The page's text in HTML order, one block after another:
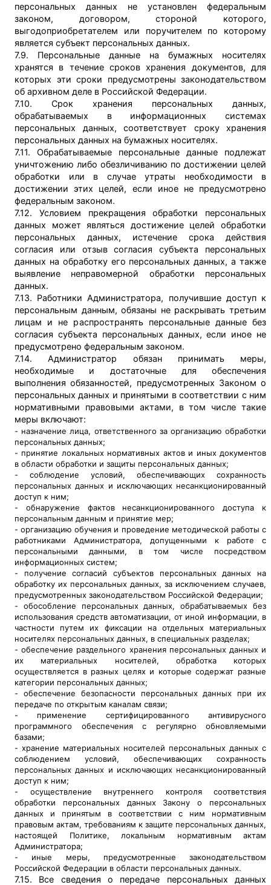
персональных данных не установлен федеральным
законом, договором, стороной которого,
выгодоприобретателем или поручителем по которому
является субъект персональных данных.
7.9. Персональные данные на бумажных носителях
хранятся в течение сроков хранения документов, для
которых эти сроки предусмотрены законодательством
об архивном деле в Российской Федерации.
7.10. Срок хранения персональных данных,
обрабатываемых в информационных системах
персональных данных, соответствует сроку хранения
персональных данных на бумажных носителях.
7.11. Обрабатываемые персональные данные подлежат
уничтожению либо обезличиванию по достижении целей
обработки или в случае утраты необходимости в
достижении этих целей, если иное не предусмотрено
федеральным законом.
7.12. Условием прекращения обработки персональных
данных может являться достижение целей обработки
персональных данных, истечение срока действия
согласия или отзыв согласия субъекта персональных
данных на обработку его персональных данных, а также
выявление неправомерной обработки персональных
данных.
7.13. Работники Администратора, получившие доступ к
персональным данным, обязаны не раскрывать третьим
лицам и не распространять персональные данные без
согласия субъекта персональных данных, если иное не
предусмотрено федеральным законом.
7.14. Администратор обязан принимать меры,
необходимые и достаточные для обеспечения
выполнения обязанностей, предусмотренных Законом о
персональных данных и принятыми в соответствии с ним
нормативными правовыми актами, в том числе такие
меры включают:
- назначение лица, ответственного за организацию обработки
персональных данных;
- принятие локальных нормативных актов и иных документов
в области обработки и защиты персональных данных;
- соблюдение условий, обеспечивающих сохранность
персональных данных и исключающих несанкционированный
доступ к ним;
- обнаружение фактов несанкционированного доступа к
персональным данным и принятие мер;
- организацию обучения и проведение методической работы с
работниками Администратора, допущенными к работе с
персональными данными, в том числе посредством
информационных систем;
- получение согласий субъектов персональных данных на
обработку их персональных данных, за исключением случаев,
предусмотренных законодательством Российской Федерации;
- обособление персональных данных, обрабатываемых без
использования средств автоматизации, от иной информации, в
частности путем их фиксации на отдельных материальных
носителях персональных данных, в специальных разделах;
- обеспечение раздельного хранения персональных данных и
их материальных носителей, обработка которых
осуществляется в разных целях и которые содержат разные
категории персональных данных;
- обеспечение безопасности персональных данных при их
передаче по открытым каналам связи;
- применение сертифицированного антивирусного
программного обеспечения с регулярно обновляемыми
базами;
- хранение материальных носителей персональных данных с
соблюдением условий, обеспечивающих сохранность
персональных данных и исключающих несанкционированный
доступ к ним;
- осуществление внутреннего контроля соответствия
обработки персональных данных Закону о персональных
данных и принятым в соответствии с ним нормативным
правовым актам, требованиям к защите персональных данных,
настоящей Политике, локальным нормативным актам
Администратора;
- иные меры, предусмотренные законодательством
Российской Федерации в области персональных данных.
7.15. Все сведения о передаче персональных данных